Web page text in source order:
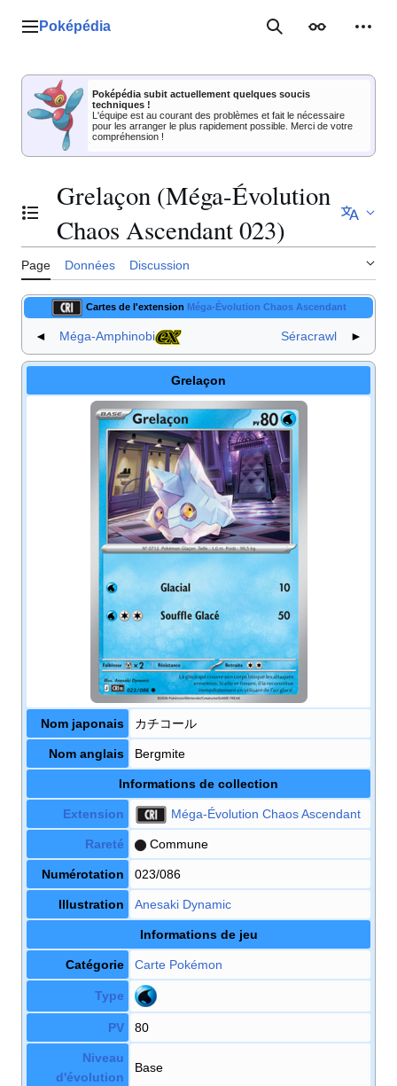
Menu principal
Poképédia RechercherApparence
Poképédia subit actuellement quelques soucis
techniques !
L'équipe est au courant des problèmes et fait le nécessaire
pour les arranger le plus rapidement possible. Merci de votre
compréhension !
Basculer la table des matières
Grelaçon (Méga-Évolution
Chaos Ascendant 023)
Page Données Discussion
Cartes de l'extension Méga-Évolution Chaos Ascendant
◄ Méga-Amphinobi Séracrawl ►
Grelaçon
Nom japonais カチコール
Nom anglais Bergmite
Informations de collection
Extension Méga-Évolution Chaos Ascendant
Rareté Commune
Numérotation 023/086
Illustration Anesaki Dynamic
Informations de jeu
Catégorie Carte Pokémon
Type
PV 80
Niveau
d'évolution
Base